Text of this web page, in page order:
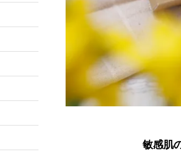
敏感肌